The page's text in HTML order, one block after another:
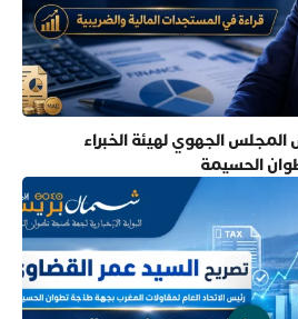
الجهوي لهيئة الخبراء
الحسيمة